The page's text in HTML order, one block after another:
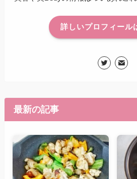
詳しいプロフィール
最新の記事